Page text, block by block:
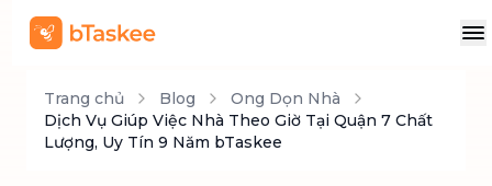
Trang chủ Blog
Ong Dọn Nhà
Dịch Vụ Giúp Việc Nhà Theo Giờ Tại Quận 7 Chất
Lượng, Uy Tín 9 Năm bTaskee